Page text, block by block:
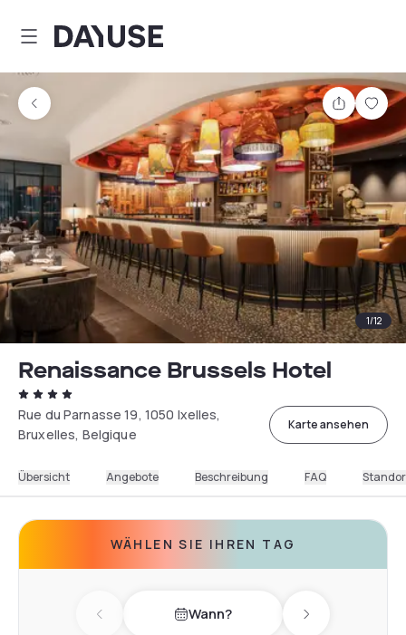
Dayuse
Teilen
1/12
Renaissance Brussels Hotel
Rue du Parnasse 19, 1050 Ixelles,
Bruxelles, Belgique
Karte ansehen
Übersicht Angebote Beschreibung FAQ
WÄHLEN SIE IHREN TAG
Previous day Wann? Next day